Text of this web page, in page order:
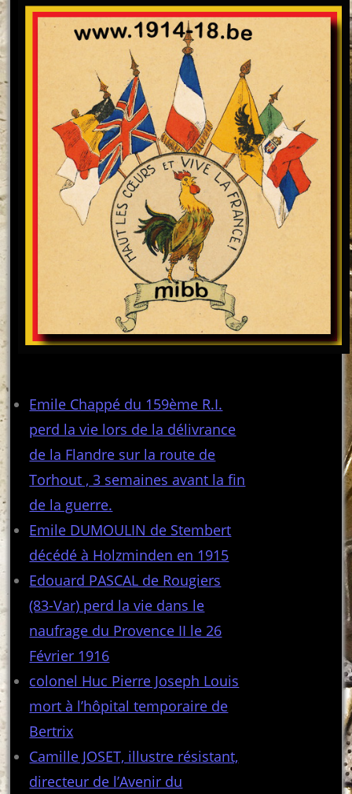
Emile Chappé du 159ème R.I.
perd la vie lors de la délivrance
de la Flandre sur la route de
Torhout , 3 semaines avant la fin
de la guerre.
Emile DUMOULIN de Stembert
décédé à Holzminden en 1915
Edouard PASCAL de Rougiers
(83-Var) perd la vie dans le
naufrage du Provence II le 26
Février 1916
colonel Huc Pierre Joseph Louis
mort à l’hôpital temporaire de
Bertrix
Camille JOSET, illustre résistant,
directeur de l’Avenir du